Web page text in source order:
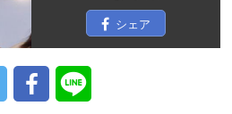
シェア